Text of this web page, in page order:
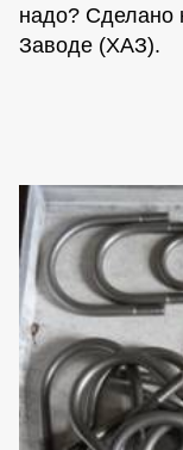
надо? Сделано
Заводе (ХАЗ).